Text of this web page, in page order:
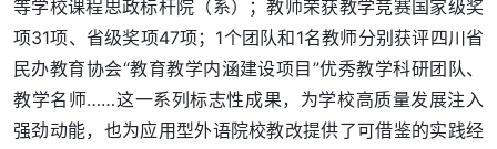
等学校课程思政标杆院（系）；教师荣获教学竞赛国家级奖
项31项、省级奖项47项；1个团队和1名教师分别获评四川省
民办教育协会“教育教学内涵建设项目”优秀教学科研团队、
教学名师……这一系列标志性成果，为学校高质量发展注入
强劲动能，也为应用型外语院校教改提供了可借鉴的实践经